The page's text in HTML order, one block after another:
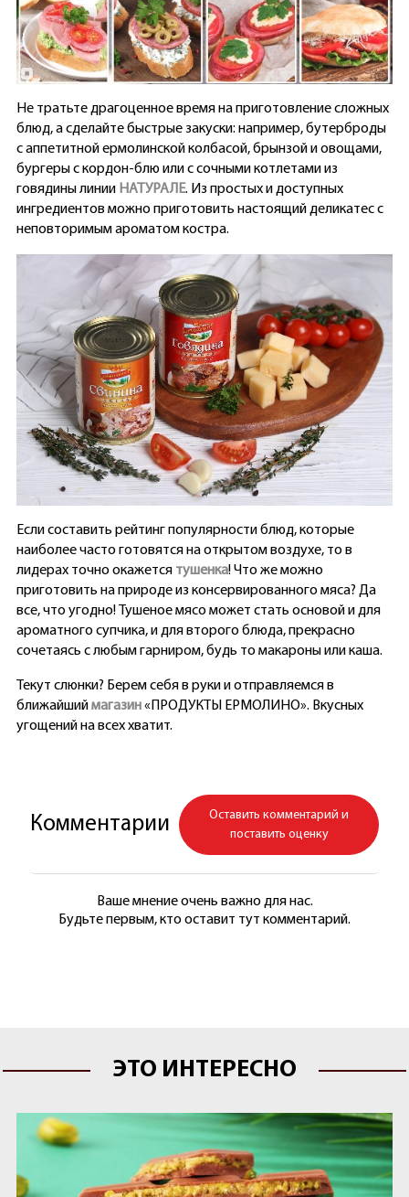
Не тратьте драгоценное время на приготовление сложных
блюд, а сделайте быстрые закуски: например, бутерброды
с аппетитной ермолинской колбасой, брынзой и овощами,
бургеры с кордон-блю или с сочными котлетами из
говядины линии НАТУРАЛЕ. Из простых и доступных
ингредиентов можно приготовить настоящий деликатес с
неповторимым ароматом костра.
Если составить рейтинг популярности блюд, которые
наиболее часто готовятся на открытом воздухе, то в
лидерах точно окажется тушенка! Что же можно
приготовить на природе из консервированного мяса? Да
все, что угодно! Тушеное мясо может стать основой и для
ароматного супчика, и для второго блюда, прекрасно
сочетаясь с любым гарниром, будь то макароны или каша.
Текут слюнки? Берем себя в руки и отправляемся в
ближайшиймагазин«ПРОДУКТЫ ЕРМОЛИНО». Вкусных
угощений на всех хватит.
Комментарии
Оставить комментарий и
поставить оценку
Ваше мнение очень важно для нас.
Будьте первым, кто оставит тут комментарий.
ЭТО ИНТЕРЕСНО